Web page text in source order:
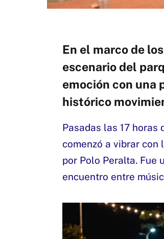
En el marco de
escenario del
emoción con una
histórico
Pasadas las 17 horas
comenzó a vibrar con
por Polo Peralta. Fue
encuentro entre